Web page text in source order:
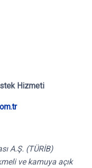
Hizmeti
A.Ş. (TÜRİB)
ve kamuya açık